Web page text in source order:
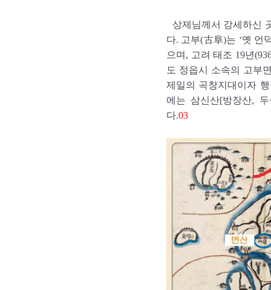
상제님께서 강세하신
다. 고부(古阜)는 ‘옛 언
으며, 고려 태조 19년
도 정읍시 소속의 고부
제일의 곡창지대이자
에는 삼신산[방장산,
다.03